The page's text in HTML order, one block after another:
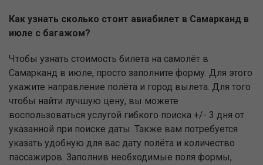
Как узнать сколько стоит авиабилет в Самарканд в
июле с багажом?
Чтобы узнать стоимость билета на самолёт в
Самарканд в июле, просто заполните форму. Для этого
укажите направление полёта и город вылета. Для того
чтобы найти лучшую цену, вы можете
воспользоваться услугой гибкого поиска +/- 3 дня от
указанной при поиске даты. Также вам потребуется
указать удобную для вас дату полёта и количество
пассажиров. Заполнив необходимые поля формы,